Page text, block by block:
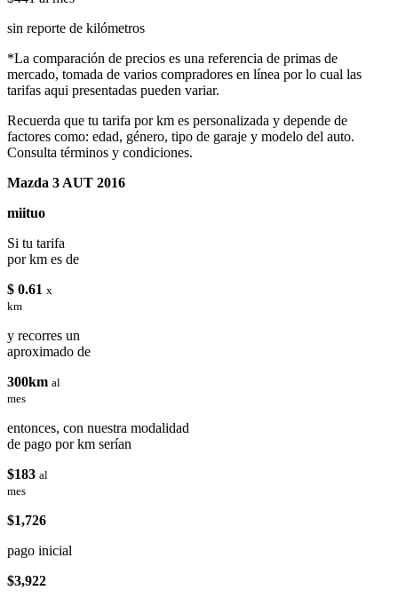
sin reporte de kilómetros
*La comparación de precios es una referencia de primas de
mercado, tomada de varios compradores en línea por lo cual las
tarifas aqui presentadas pueden variar.
Recuerda que tu tarifa por km es personalizada y depende de
factores como: edad, género, tipo de garaje y modelo del auto.
Consulta términos y condiciones.
Mazda 3 AUT 2016
miituo
Si tu tarifa
por km es de
$ 0.61 x
km
y recorres un
aproximado de
300km al
mes
entonces, con nuestra modalidad
de pago por km serían
$183 al
mes
$1,726
pago inicial
$3,922